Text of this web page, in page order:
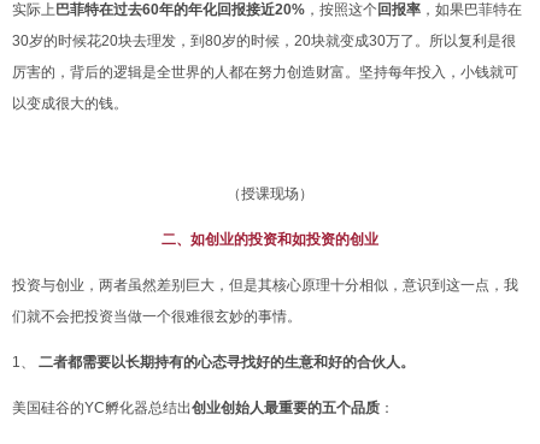
实际上 巴菲特在过去60年的年化回报接近20% ，按照这个 回报率 ，如果巴菲特在
30岁的时候花20块去理发，到80岁的时候，20块就变成30万了。所以复利是很
厉害的，背后的逻辑是全世界的人都在努力创造财富。坚持每年投入，小钱就可
以变成很大的钱。
（授课现场）
二、如创业的投资和如投资的创业
投资与创业，两者虽然差别巨大，但是其核心原理十分相似，意识到这一点，我
们就不会把投资当做一个很难很玄妙的事情。
1、 二者都需要以长期持有的心态寻找好的生意和好的合伙人。
美国硅谷的YC孵化器总结出创业创始人最重要的五个品质 ：